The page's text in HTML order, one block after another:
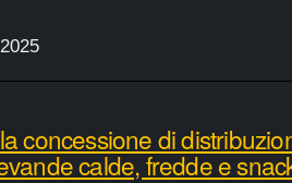
concessione di
calde, fredde e